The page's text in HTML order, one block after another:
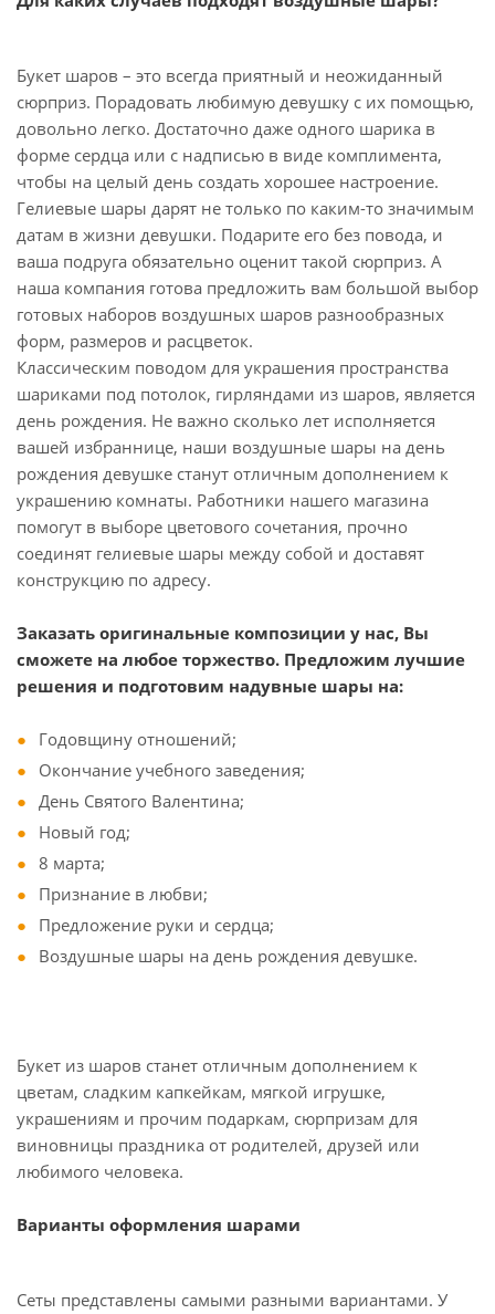
Букет шаров – это всегда приятный и неожиданный
сюрприз. Порадовать любимую девушку с их помощью,
довольно легко. Достаточно даже одного шарика в
форме сердца или с надписью в виде комплимента,
чтобы на целый день создать хорошее настроение.
Гелиевые шары дарят не только по каким-то значимым
датам в жизни девушки. Подарите его без повода, и
ваша подруга обязательно оценит такой сюрприз. А
наша компания готова предложить вам большой выбор
готовых наборов воздушных шаров разнообразных
форм, размеров и расцветок.
Классическим поводом для украшения пространства
шариками под потолок, гирляндами из шаров, является
день рождения. Не важно сколько лет исполняется
вашей избраннице, наши воздушные шары на день
рождения девушке станут отличным дополнением к
украшению комнаты. Работники нашего магазина
помогут в выборе цветового сочетания, прочно
соединят гелиевые шары между собой и доставят
конструкцию по адресу.
Заказать оригинальные композиции у нас, Вы
сможете на любое торжество. Предложим лучшие
решения и подготовим надувные шары на:
Годовщину отношений;
Окончание учебного заведения;
День Святого Валентина;
Новый год;
8 марта;
Признание в любви;
Предложение руки и сердца;
Воздушные шары на день рождения девушке.
Букет из шаров станет отличным дополнением к
цветам, сладким капкейкам, мягкой игрушке,
украшениям и прочим подаркам, сюрпризам для
виновницы праздника от родителей, друзей или
любимого человека.
Варианты оформления шарами
Сеты представлены самыми разными вариантами. У